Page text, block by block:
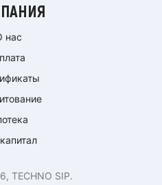
нас
TECHNO SIP.